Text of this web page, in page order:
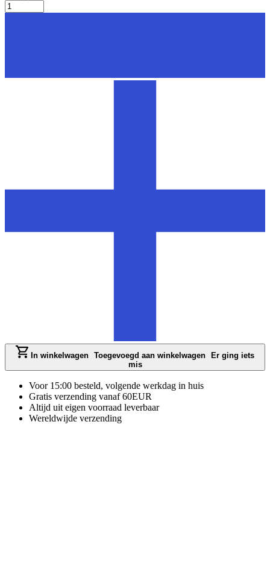
In winkelwagen Toegevoegd aan winkelwagen
Er ging iets
mis
Voor 15:00 besteld, volgende werkdag in huis
Gratis verzending vanaf 60EUR
Altijd uit eigen voorraad leverbaar
Wereldwijde verzending